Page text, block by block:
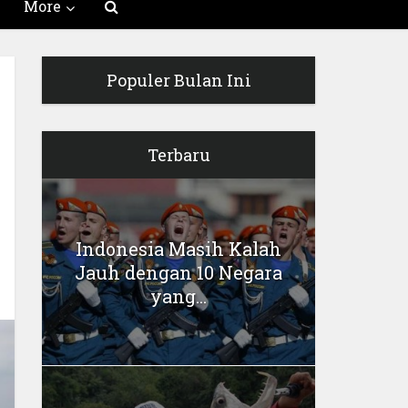
More
Populer Bulan Ini
Terbaru
Indonesia Masih Kalah
Jauh dengan 10 Negara
yang...